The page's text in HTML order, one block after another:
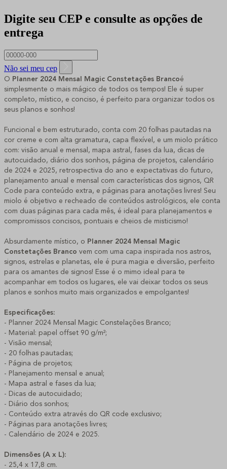
Digite seu CEP e consulte as opções de
entrega
Não sei meu cep
O Planner 2024 Mensal Magic Constetações Brancoé
simplesmente o mais mágico de todos os tempos! Ele é super
completo, místico, e conciso, é perfeito para organizar todos os
seus planos e sonhos!
Funcional e bem estruturado, conta com 20 folhas pautadas na
cor creme e com alta gramatura, capa flexível, e um miolo prático
com: visão anual e mensal, mapa astral, fases da lua, dicas de
autocuidado, diário dos sonhos, página de projetos, calendário
de 2024 e 2025, retrospectiva do ano e expectativas do futuro,
planejamento anual e mensal com características dos signos, QR
Code para conteúdo extra, e páginas para anotações livres! Seu
miolo é objetivo e recheado de conteúdos astrológicos, ele conta
com duas páginas para cada mês, é ideal para planejamentos e
compromissos concisos, pontuais e cheios de misticismo!
Absurdamente místico, o Planner 2024 Mensal Magic
Constetações Branco vem com uma capa inspirada nos astros,
signos, estrelas e planetas, ele é pura magia e diversão, perfeito
para os amantes de signos! Esse é o mimo ideal para te
acompanhar em todos os lugares, ele vai deixar todos os seus
planos e sonhos muito mais organizados e empolgantes!
Especificações:
- Planner 2024 Mensal Magic Constelações Branco;
- Material: papel offset 90 g/m²;
- Visão mensal;
- 20 folhas pautadas;
- Página de projetos;
- Planejamento mensal e anual;
- Mapa astral e fases da lua;
- Dicas de autocuidado;
- Diário dos sonhos;
- Conteúdo extra através do QR code exclusivo;
- Páginas para anotações livres;
- Calendário de 2024 e 2025.
Dimensões (A x L):
- 25,4 x 17,8 cm.